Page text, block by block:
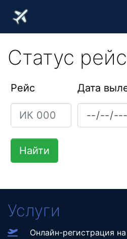
Статус
Рейс Дата
Услуги
Онлайн-регистрация